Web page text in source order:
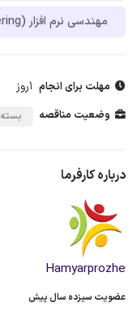
مهندسی نرم افزار (Software Engineering)
مهلت برای انجام 1روز
وضعیت مناقصه بسته
درباره کارفرما
Hamyarprozhe
عضویت سیزده سال پیش